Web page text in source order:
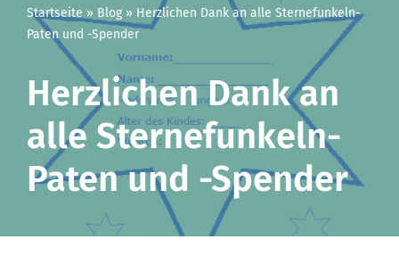
Startseite » Blog » Herzlichen Dank an alle Sternefunkeln-
Paten und -Spender
Herzlichen Dank an
alle Sternefunkeln-
Paten und -Spender